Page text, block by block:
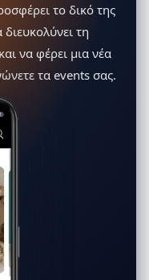
το δικό της
τη
να φέρει μια νέα
τα events σας.